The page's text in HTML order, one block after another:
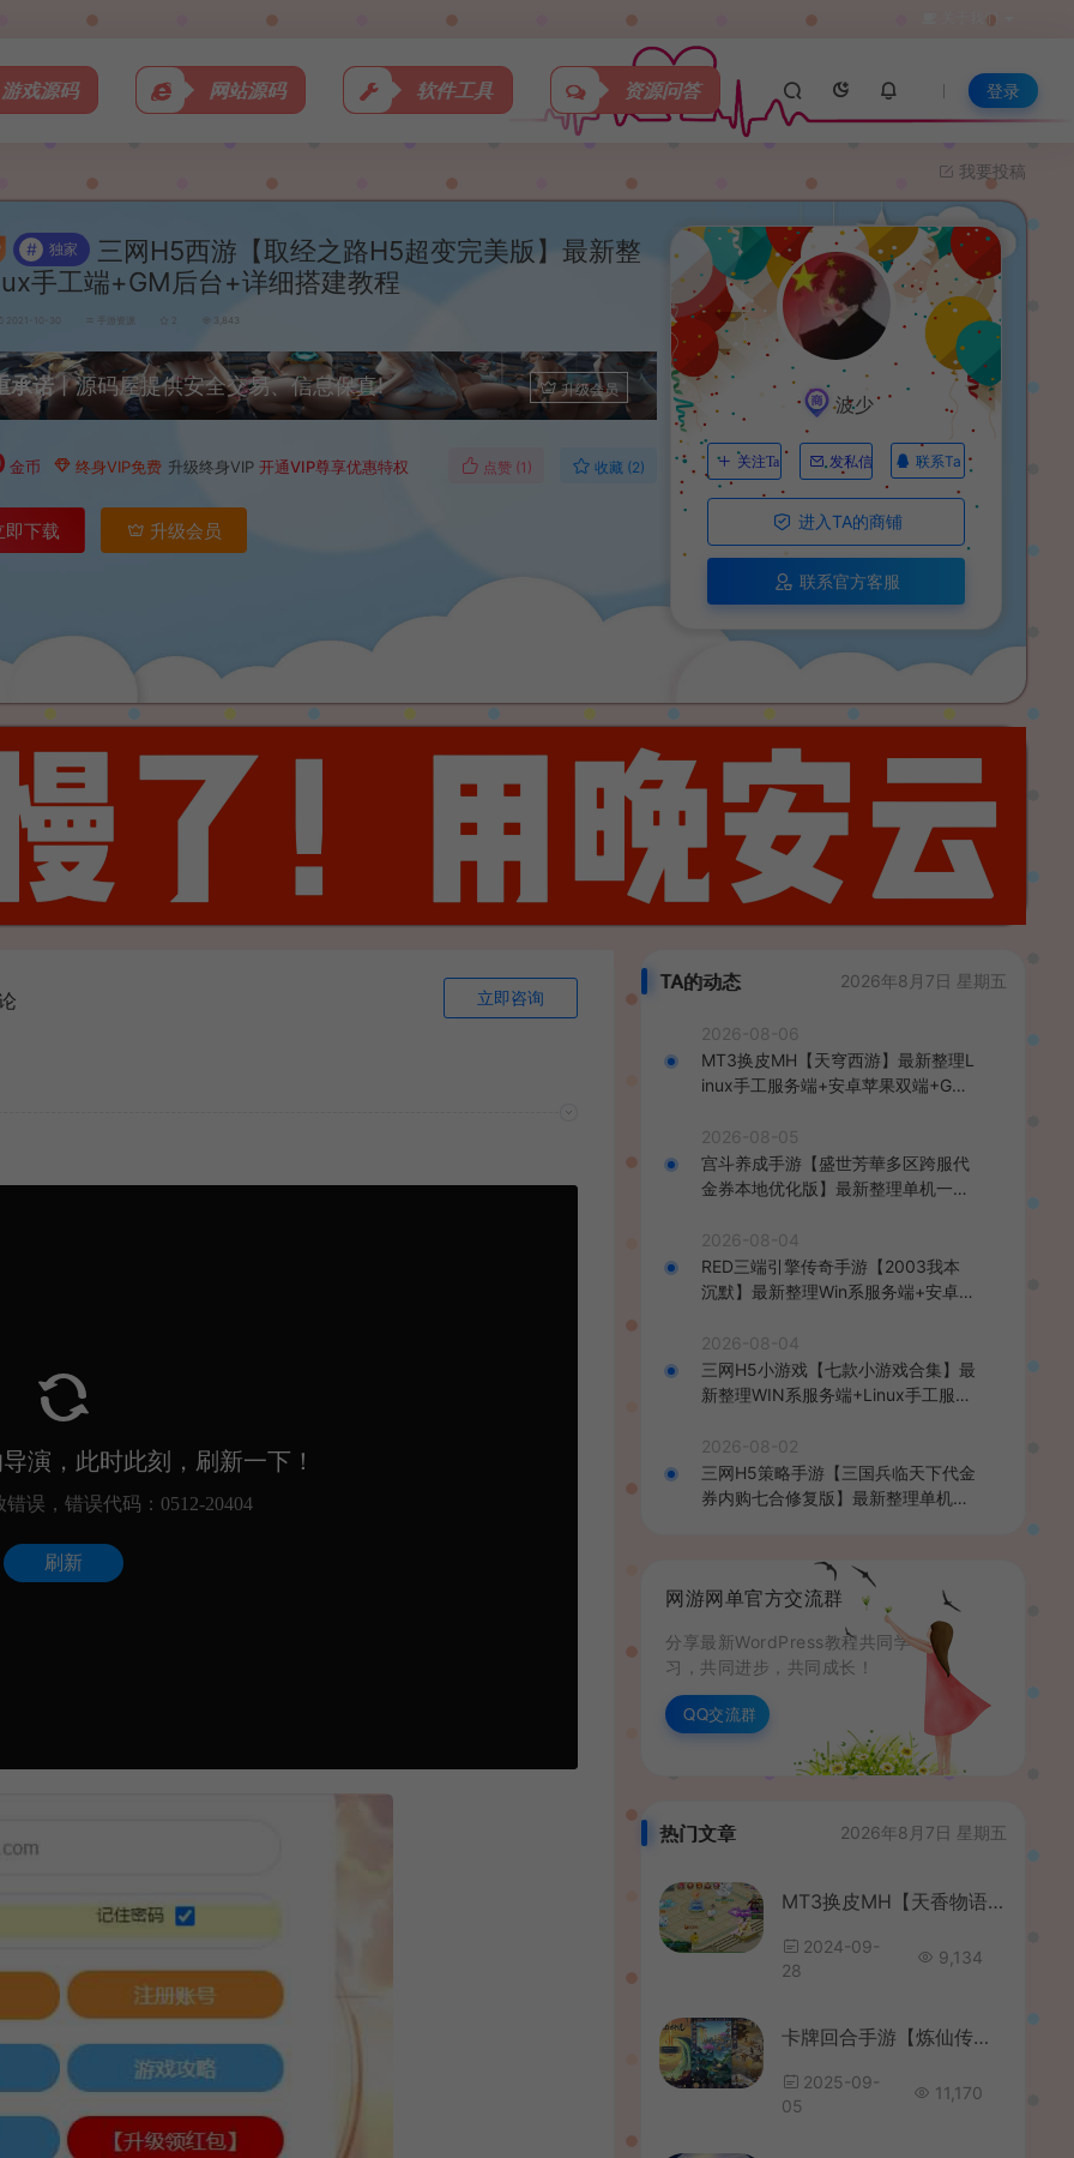
关于我们
游戏源码 网站源码 软件工具 资源问答 登录
我要投稿
# 独家
三网H5西游【取经之路H5超变完美版】最新整
手工端+GM后台+详细搭建教程
2021-10-30 手游资源 2 3,843
承诺丨源码屋提供安全交易、信息保真! 升级会员
金币 终身VIP免费 升级终身VIP 开通VIP尊享优惠特权 点赞 (1 ) 收藏 (2)
即下载 升级会员
波少
关注Ta 发私信 联系Ta
进入TA的商铺
联系官方客服
立即咨询
TA的动态 2026年8月7日 星期五
2026-08-06
MT3换皮MH【天穹西游】最新整理L
inux手工服务端+安卓苹果双端+GM
教程
2026-08-05
宫斗养成手游【盛世芳華多区跨服代
金券本地优化版】最新整理单机一键
后台+安卓+详细搭建教程
2026-08-04
RED三端引擎传奇手游【2003我本
沉默】最新整理Win系服务端+安卓苹
2026-08-04
三网H5小游戏【七款小游戏合集】最
新整理WIN系服务端+Linux手工服务
2026-08-02
三网H5策略手游【三国兵临天下代金
券内购七合修复版】最新整理单机一
端+详细搭建教程+视频教程
网游网单官方交流群
分享最新WordPress教程共同学
习，共同进步，共同成长！
QQ交流群
热门文章 2026年8月7日 星期五
MT3换皮MH【天香物语】最新整理Linux手工服务端+安卓苹果双端+GM后台+详细搭建教程+全套源码
2024-09-
28
9,134
卡牌回合手游【炼仙传说】最新整理单机一键即玩镜像端+Linux手工服务端+GM授权后台+安卓苹果双端+详细搭建教程
2025-09-
05
11,170